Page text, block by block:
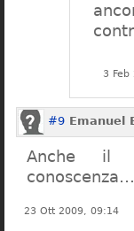
3 Feb
#9 Emanuel
Anche il
23 Ott 2009, 09:14